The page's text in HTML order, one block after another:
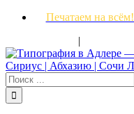
Skip
Печатаем на всём!
|
Результат
поиска: